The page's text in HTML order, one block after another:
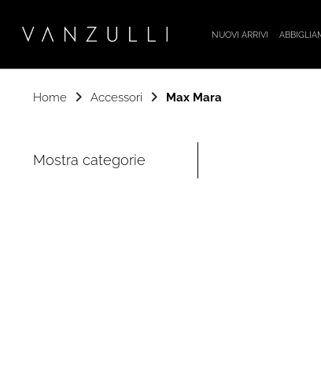
NUOVI ARRIVI
Home Accessori Max Mara
Mostra categorie